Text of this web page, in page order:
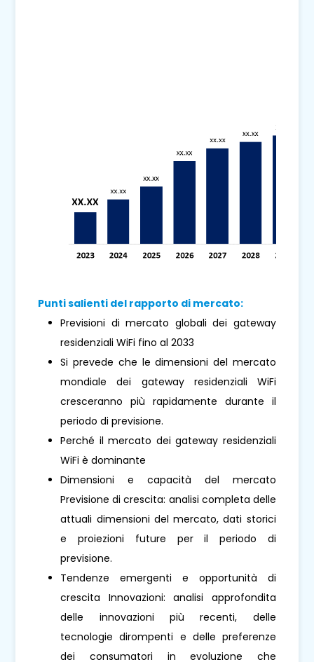
Punti salienti del rapporto di mercato:
Previsioni di mercato globali dei gateway
residenziali WiFi fino al 2033
Si prevede che le dimensioni del mercato
mondiale dei gateway residenziali WiFi
cresceranno più rapidamente durante il
periodo di previsione.
Perché il mercato dei gateway residenziali
WiFi è dominante
Dimensioni e capacità del mercato
Previsione di crescita: analisi completa delle
attuali dimensioni del mercato, dati storici
e proiezioni future per il periodo di
previsione.
Tendenze emergenti e opportunità di
crescita Innovazioni: analisi approfondita
delle innovazioni più recenti, delle
tecnologie dirompenti e delle preferenze
dei consumatori in evoluzione che